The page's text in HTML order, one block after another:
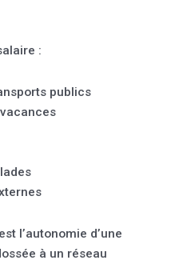
:
publics
l’autonomie d’une
à un réseau